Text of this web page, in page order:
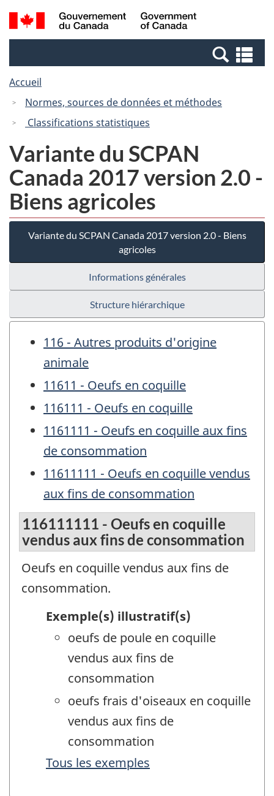
Passer
au
Passer
à
Canada
Recherche
et
et
Accueil
Normes, sources de données et méthodes
Classifications statistiques
Variante du SCPAN
Canada 2017 version 2.0 -
Biens agricoles
Variante du SCPAN Canada 2017 version 2.0 - Biens
agricoles
Informations générales
Structure hiérarchique
116 - Autres produits d'origine
animale
11611 - Oeufs en coquille
116111 - Oeufs en coquille
1161111 - Oeufs en coquille aux fins
de consommation
11611111 - Oeufs en coquille vendus
aux fins de consommation
116111111 - Oeufs en coquille
vendus aux fins de consommation
Oeufs en coquille vendus aux fins de
consommation.
Exemple(s) illustratif(s)
oeufs de poule en coquille
vendus aux fins de
consommation
oeufs frais d'oiseaux en coquille
vendus aux fins de
consommation
Tous les exemples